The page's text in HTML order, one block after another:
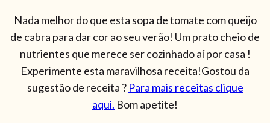
Nada melhor do que esta sopa de tomate com queijo
de cabra para dar cor ao seu verão! Um prato cheio de
nutrientes que merece ser cozinhado aí por casa !
Experimente esta maravilhosa receita!Gostou da
sugestão de receita ? Para mais receitas clique
aqui. Bom apetite!